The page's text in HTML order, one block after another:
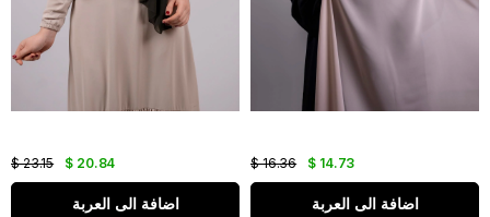
$ 20.84
$ 23.15
اضافة الى العربة
$ 14.73
$ 16.36
اضافة الى العربة